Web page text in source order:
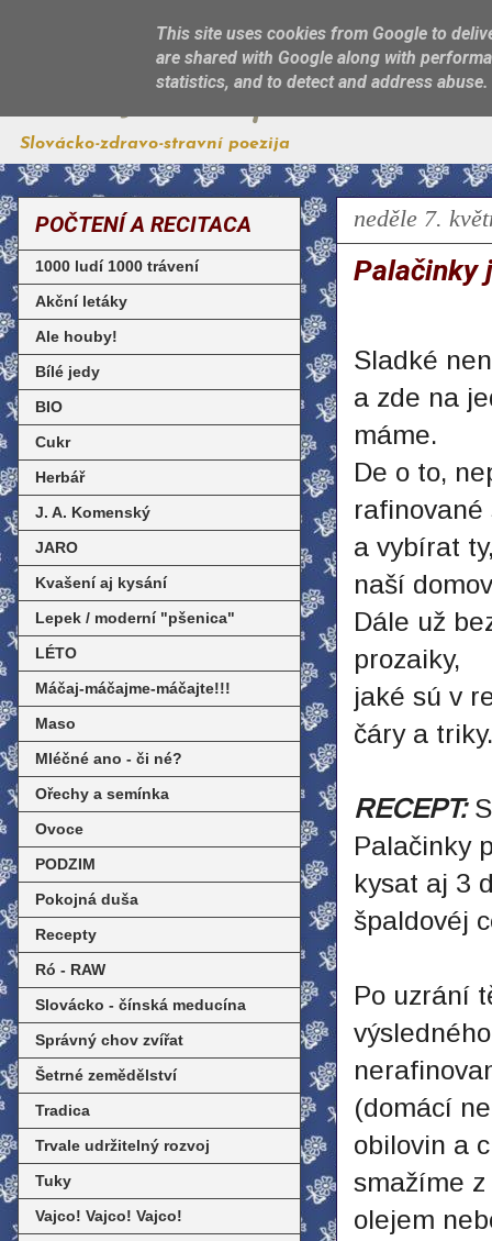
Jest, jak sa patří
Slovácko-zdravo-stravní poezija
neděle 7.
Palačinky
Sladké
a zde na
máme.
De o to,
rafinované
a vybírat
naší
Dále už
prozaiky,
jaké sú v
čáry a
RECEPT:S
Palačinky
kysat aj 3
špaldovéj
Po uzrání
(domácí
obilovin a
smažíme
olejem
POČTENÍ A RECITACA
1000 ludí 1000 trávení
Akční letáky
Ale houby!
Bílé jedy
BIO
Cukr
Herbář
J. A. Komenský
JARO
Kvašení aj kysání
Lepek / moderní "pšenica"
LÉTO
Máčaj-máčajme-máčajte!!!
Maso
Mléčné ano - či né?
Ořechy a semínka
Ovoce
PODZIM
Pokojná duša
Recepty
Ró - RAW
Slovácko - čínská meducína
Správný chov zvířat
Šetrné zemědělství
Tradica
Trvale udržitelný rozvoj
Tuky
Vajco! Vajco! Vajco!
This site uses cookies from Google to
are shared with Google along with
statistics, and to detect and address abuse.